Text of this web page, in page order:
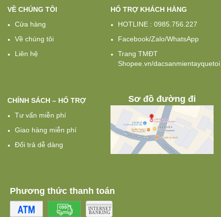
VỀ CHÚNG TÔI
Cửa hàng
Về chúng tôi
Liên hệ
HỔ TRỢ KHÁCH HÀNG
HOTLINE : 0985.756.227
Facebook/Zalo/WhatsApp
Trang TMĐT
Shopee.vn/dacsanmientayquetoi
CHÍNH SÁCH – HỔ TRỢ
Tư vấn miễn phí
Giao hàng miễn phí
Đổi trả dễ dàng
Sơ đồ đường đi
Phương thức thanh toán